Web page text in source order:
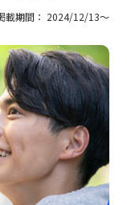
載期間： 2024/12/13〜